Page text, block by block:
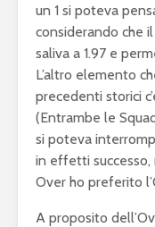
un 1 si poteva
considerando che
saliva a 1.97 e
L’altro elemento
precedenti storici
(Entrambe le
si poteva
in effetti successo,
Over ho preferito
A proposito